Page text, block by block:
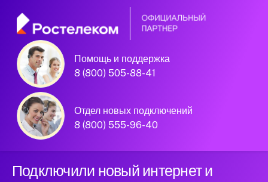
Помощь и поддержка
8 (800) 505-88-41
Отдел новых подключений
8 (800) 555-96-40
Омск, улица Малунцева дом 13
Официальный
партнер Ростелеком
Подключили новый интернет и